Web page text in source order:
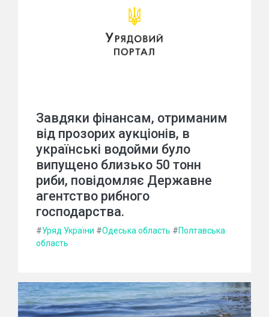
Завдяки фінансам, отриманим
від прозорих аукціонів, в
українські водойми було
випущено близько 50 тонн
риби, повідомляє Державне
агентство рибного
господарства.
#Уряд України #Одеська область #Полтавська
область